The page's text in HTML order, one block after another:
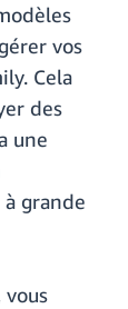
vos
Cela
des
une
grande
vous